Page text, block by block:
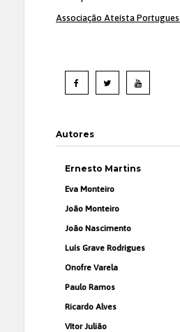
Associação Ateísta
Autores
Ernesto Martins
Eva Monteiro
João Monteiro
João Nascimento
Luís Grave Rodrigues
Onofre Varela
Paulo Ramos
Ricardo Alves
Vítor Julião